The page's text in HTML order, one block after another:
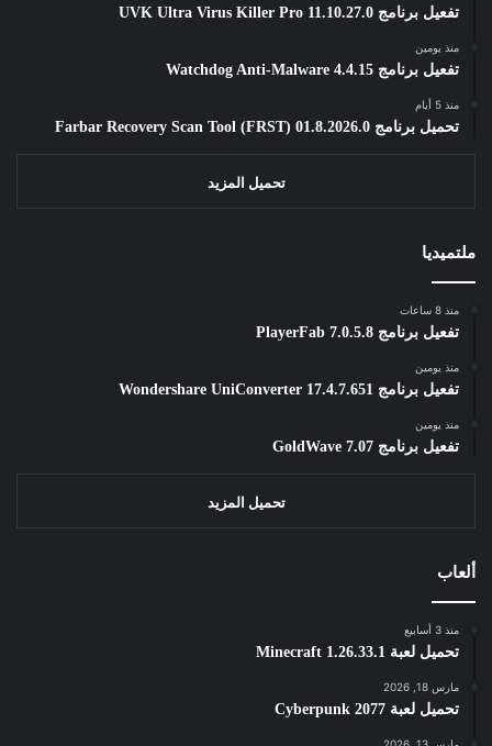
تفعيل برنامج UVK Ultra Virus Killer Pro 11.10.27.0
منذ يومين
تفعيل برنامج Watchdog Anti-Malware 4.4.15
منذ 5 أيام
تحميل برنامج Farbar Recovery Scan Tool (FRST) 01.8.2026.0
تحميل المزيد
ملتميديا
منذ 8 ساعات
تفعيل برنامج PlayerFab 7.0.5.8
منذ يومين
تفعيل برنامج Wondershare UniConverter 17.4.7.651
منذ يومين
تفعيل برنامج GoldWave 7.07
تحميل المزيد
ألعاب
منذ 3 أسابيع
تحميل لعبة Minecraft 1.26.33.1
مارس 18, 2026
تحميل لعبة Cyberpunk 2077